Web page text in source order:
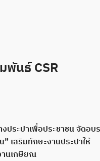
พันธ์ CSR
ประปาเพื่อประชาชน จัดอบ
” เสริมทักษะงานประปาให้
นเกษียณ